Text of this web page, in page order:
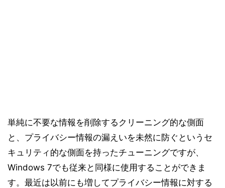
単純に不要な情報を削除するクリーニング的な側面
と、プライバシー情報の漏えいを未然に防ぐというセ
キュリティ的な側面を持ったチューニングですが、
Windows 7でも従来と同様に使用することができま
す。最近は以前にも増してプライバシー情報に対する